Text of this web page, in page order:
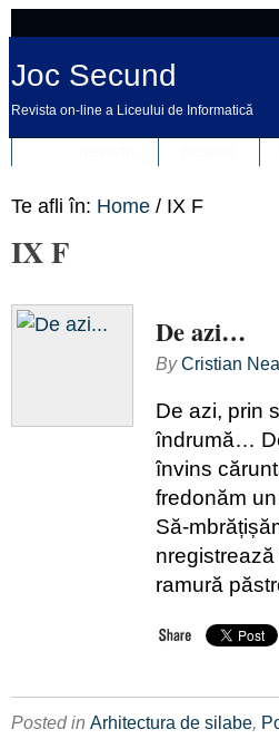
Joc Secund
Revista on-line a Liceului de Informatică
Te afli în: Home / IX F
IX F
De azi…
ByCristian
De azi, prin
îndrumă…
învins
fredonăm
Să-
ramură
Posted in Arhitectura de silabe,